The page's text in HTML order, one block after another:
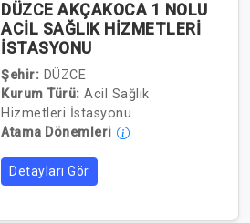
DÜZCE AKÇAKOCA 1 NOLU
ACİL SAĞLIK HİZMETLERİ
İSTASYONU
Şehir: DÜZCE
Kurum Türü: Acil Sağlık
Hizmetleri İstasyonu
Atama Dönemleri
Detayları Gör